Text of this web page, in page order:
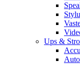
Ups &